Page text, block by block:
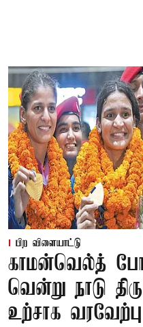
பிற விளையாட்டு
காமன்வெல்த்
வென்று நாடு
உற்சாக வரவேற்பு